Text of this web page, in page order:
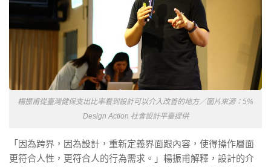
楊振甫從臺灣健保支出比率看到設計可以介入改善的地方／圖片來源：5%
Design Action 社會設計平臺提供
「因為跨界，因為設計，重新定義界面跟內容，使得操作層面
更符合人性，更符合人的行為需求。」楊振甫解釋，設計的介